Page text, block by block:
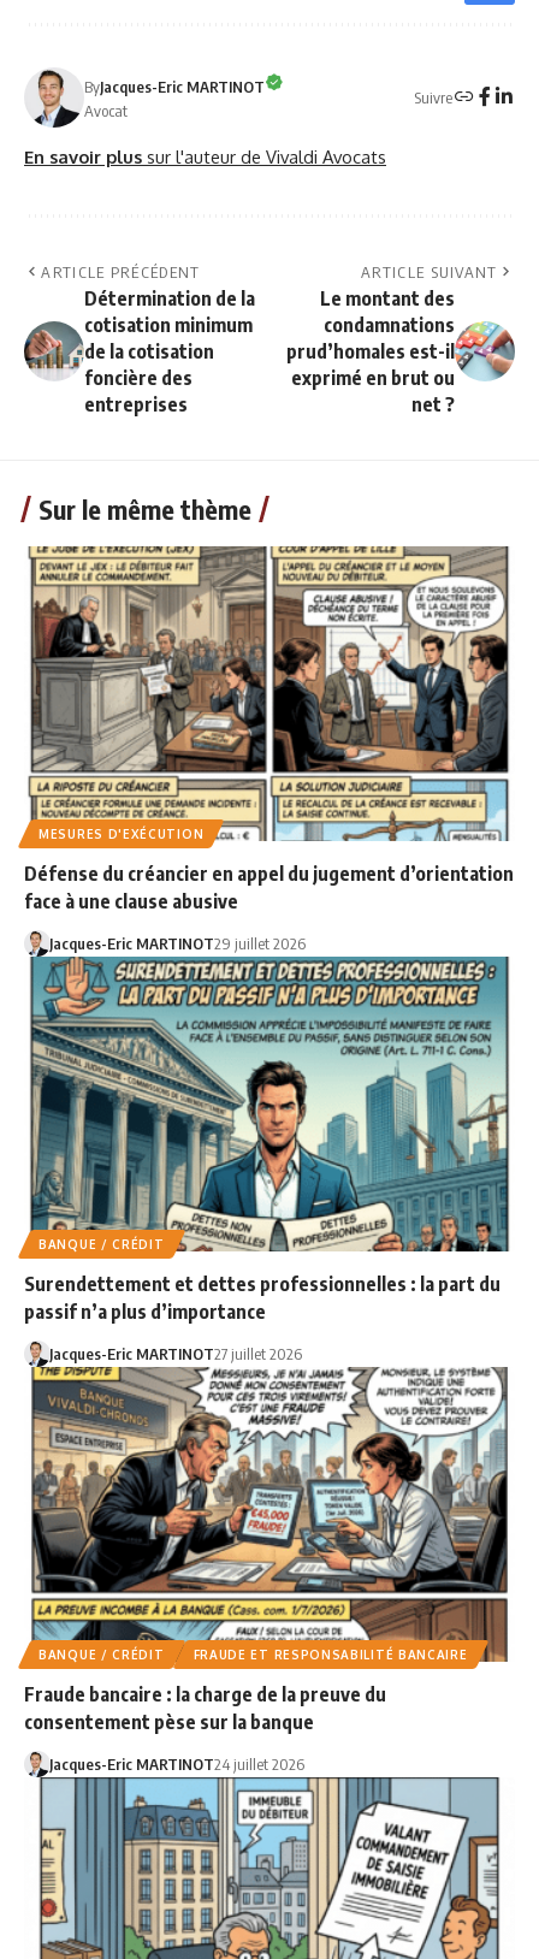
ByJacques-Eric MARTINOT
Avocat
Suivre
En savoir plus sur l'auteur de Vivaldi Avocats
ARTICLE PRÉCÉDENT
Détermination de la
cotisation minimum
de la cotisation
foncière des
entreprises
ARTICLE SUIVANT
Le montant des
condamnations
prud’homales est-il
exprimé en brut ou
net ?
Sur le même thème
MESURES D'EXÉCUTION
Défense du créancier en appel du jugement d’orientation
face à une clause abusive
Jacques-Eric MARTINOT29 juillet 2026
BANQUE / CRÉDIT
Surendettement et dettes professionnelles : la part du
passif n’a plus d’importance
Jacques-Eric MARTINOT27 juillet 2026
BANQUE / CRÉDIT FRAUDE ET RESPONSABILITÉ BANCAIRE
Fraude bancaire : la charge de la preuve du
consentement pèse sur la banque
Jacques-Eric MARTINOT24 juillet 2026